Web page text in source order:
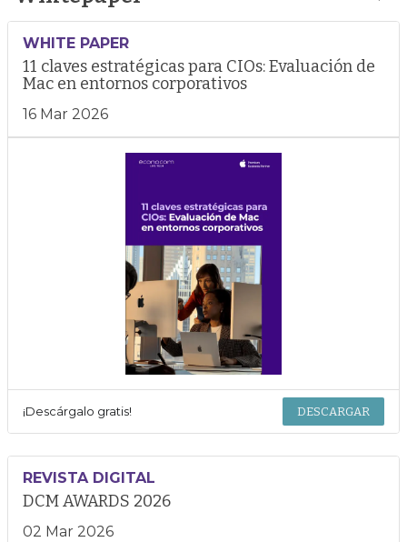
WHITE PAPER
11 claves estratégicas para CIOs: Evaluación de
Mac en entornos corporativos
16 Mar 2026
¡Descárgalo gratis! DESCARGAR
REVISTA DIGITAL
DCM AWARDS 2026
02 Mar 2026